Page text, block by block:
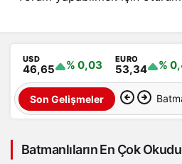
USD
46,65 % 0,03 EURO
53,34 %
Son Gelişmeler
Batmanlıların En Çok